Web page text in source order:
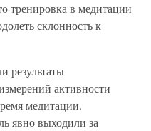
тренировка в медитации
склонность к
результаты
активности
медитации.
явно выходили за